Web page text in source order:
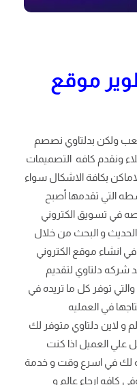
موقع
ولكن بدلتاوي نصصم
ونقدم كافه التصميمات
بكافة الاشكال سواء
التي تقدمها أصبح
في تسويق الكتروني
و البحث من خلال
انشاء موقع الكتروني
شركه دلتاوي لتقديم
توفر كل ما تريده في
في العمليه
و لاين دلتاوي متوفر لك
علي العميل اذا كنت
في اسرع وقت و خدمة
كافه ارجاء عالم و